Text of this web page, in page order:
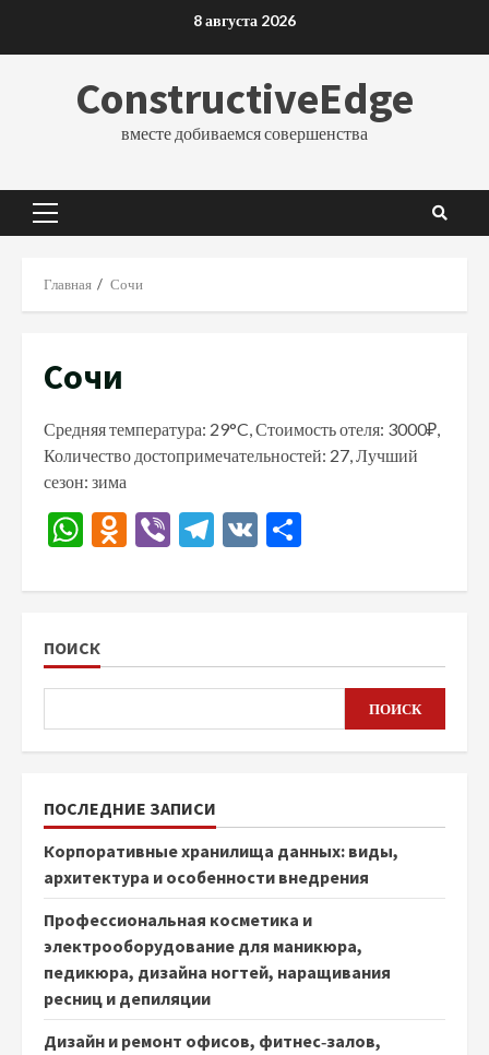
8 августа 2026
ConstructiveEdge
вместе добиваемся совершенства
Основное
Главная Сочи
Сочи
Средняя температура: 29°C, Стоимость отеля: 3000₽,
Количество достопримечательностей: 27, Лучший
сезон: зима
WhatsApp
Odnoklassniki
ViberTelegram
VK
ПОИСК
ПОИСК
ПОСЛЕДНИЕ ЗАПИСИ
Корпоративные хранилища данных: виды,
архитектура и особенности внедрения
Профессиональная косметика и
электрооборудование для маникюра,
педикюра, дизайна ногтей, наращивания
ресниц и депиляции
Дизайн и ремонт офисов, фитнес‑залов,